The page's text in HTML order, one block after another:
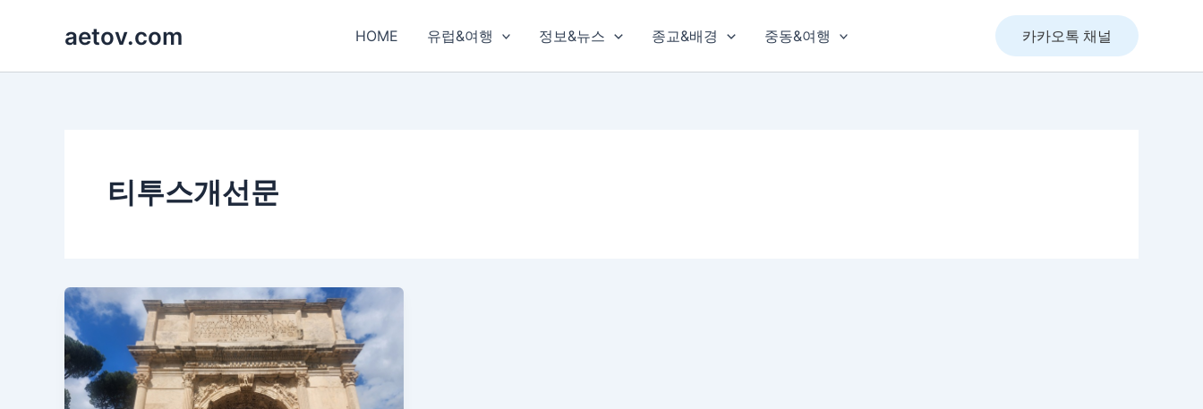
aetov.com HOME 유럽&여행 정보&뉴스 종교&배경 중동&여행 카카오톡 채널
티투스개선문